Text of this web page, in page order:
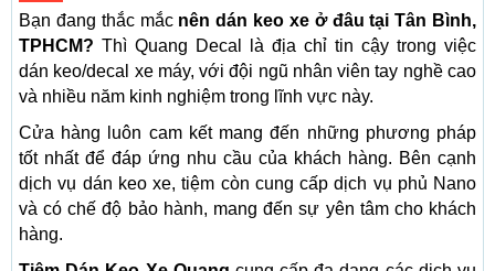
Bạn đang thắc mắc nên dán keo xe ở đâu tại Tân Bình,
TPHCM? Thì Quang Decal là địa chỉ tin cậy trong việc
dán keo/decal xe máy, với đội ngũ nhân viên tay nghề cao
và nhiều năm kinh nghiệm trong lĩnh vực này.
Cửa hàng luôn cam kết mang đến những phương pháp
tốt nhất để đáp ứng nhu cầu của khách hàng. Bên cạnh
dịch vụ dán keo xe, tiệm còn cung cấp dịch vụ phủ Nano
và có chế độ bảo hành, mang đến sự yên tâm cho khách
hàng.